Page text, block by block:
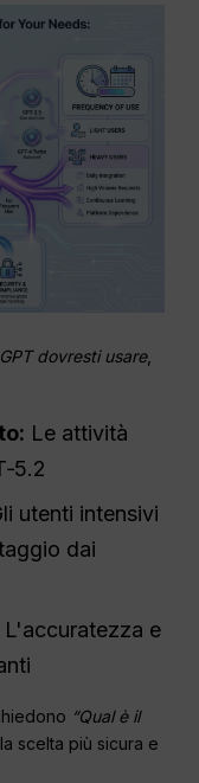
dovresti usare,
Le attività
utenti intensivi
dai
L'accuratezza e
“Qual è il
scelta più sicura e